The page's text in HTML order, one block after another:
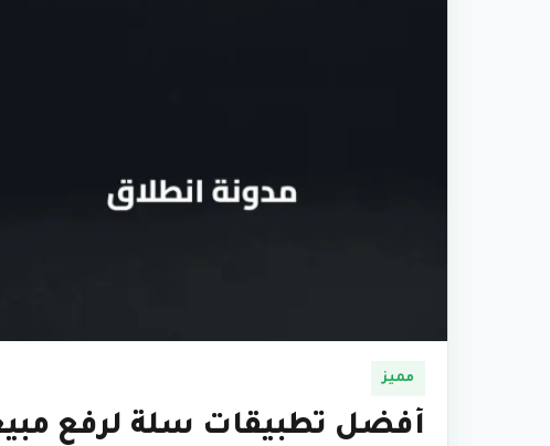
مميز
أفضل تطبيقات سلة لرفع